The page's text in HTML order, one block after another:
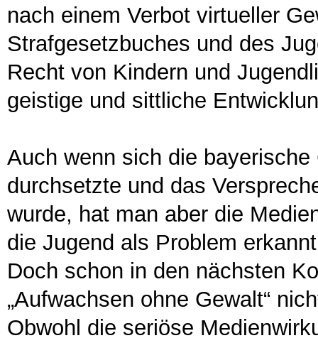
nach einem Verbot virtueller
Strafgesetzbuches und des
Recht von Kindern und
geistige und sittliche
Auch wenn sich die
durchsetzte und das
wurde, hat man aber die
die Jugend als Problem
Doch schon in den nächsten
„Aufwachsen ohne Gewalt“
Obwohl die seriöse